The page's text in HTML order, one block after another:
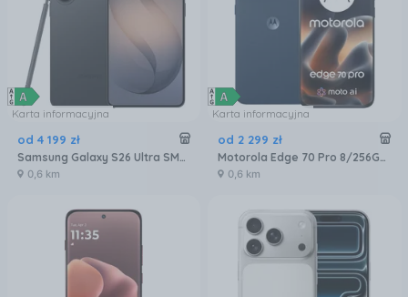
Karta informacyjna
od 4 199 zł
Samsung Galaxy S26 Ultra SM-S948 5G 12/256GB Czarny
0,6 km
Karta informacyjna
od 2 299 zł
Motorola Edge 70 Pro 8/256GB Granatowy
0,6 km